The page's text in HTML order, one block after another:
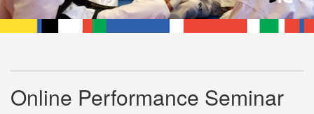
INFORMATIE
WAT IS TAEKWON-DO?
FAQ
INLOG LEDEN
Online Performance Seminar